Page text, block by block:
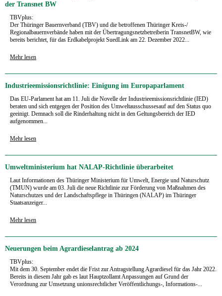
der Transnet BW
TBVplus:
Der Thüringer Bauernverband (TBV) und die betroffenen Thüringer Kreis-/
Regionalbauernverbände haben mit der Übertragungsnetzbetreiberin TransnetBW, wie
bereits berichtet, für das Erdkabelprojekt SuedLink am 22. Dezember 2022...
Mehr lesen
Industrieemissionsrichtlinie: Einigung im Europaparlament
Das EU-Parlament hat am 11. Juli die Novelle der Industrieemissionsrichtlinie (IED)
beraten und sich entgegen der Position des Umweltausschussesauf auf den Status quo
geeinigt. Demnach soll die Rinderhaltung nicht in den Geltungsbereich der IED
aufgenommen...
Mehr lesen
Umweltministerium hat NALAP-Richtlinie überarbeitet
Laut Informationen des Thüringer Ministerium für Umwelt, Energie und Naturschutz
(TMUN) wurde am 03. Juli die neue Richtlinie zur Förderung von Maßnahmen des
Naturschutzes und der Landschaftspflege in Thüringen (NALAP) im Thüringer
Staatsanzeiger...
Mehr lesen
Neuerungen beim Agrardieselantrag ab 2024
TBVplus:
Mit dem 30. September endet die Frist zur Antragstellung Agrardiesel für das Jahr 2022.
Bereits in diesem Jahr gab es laut Hauptzollamt Anpassungen auf Grund der
Verordnung zur Umsetzung unionsrechtlicher Veröffentlichungs-, Informations-...